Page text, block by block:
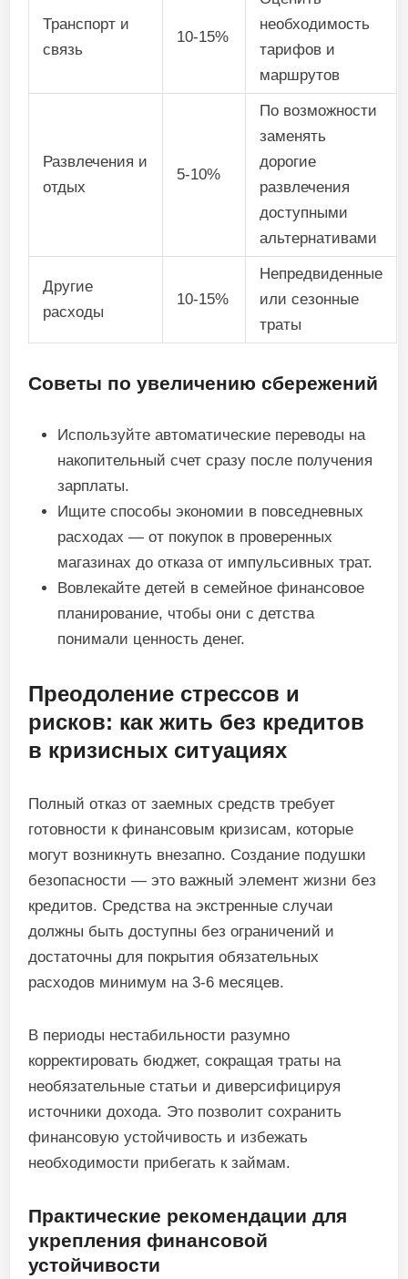
Транспорт и
связь
10-15%
необходимость
тарифов и
маршрутов
Развлечения и
отдых
5-10%
По возможности
заменять
дорогие
развлечения
доступными
альтернативами
Другие
расходы
10-15%
Непредвиденные
или сезонные
траты
Советы по увеличению сбережений
Используйте автоматические переводы на
накопительный счет сразу после получения
зарплаты.
Ищите способы экономии в повседневных
расходах — от покупок в проверенных
магазинах до отказа от импульсивных трат.
Вовлекайте детей в семейное финансовое
планирование, чтобы они с детства
понимали ценность денег.
Преодоление стрессов и
рисков: как жить без кредитов
в кризисных ситуациях
Полный отказ от заемных средств требует
готовности к финансовым кризисам, которые
могут возникнуть внезапно. Создание подушки
безопасности — это важный элемент жизни без
кредитов. Средства на экстренные случаи
должны быть доступны без ограничений и
достаточны для покрытия обязательных
расходов минимум на 3-6 месяцев.
В периоды нестабильности разумно
корректировать бюджет, сокращая траты на
необязательные статьи и диверсифицируя
источники дохода. Это позволит сохранить
финансовую устойчивость и избежать
необходимости прибегать к займам.
Практические рекомендации для
укрепления финансовой
устойчивости